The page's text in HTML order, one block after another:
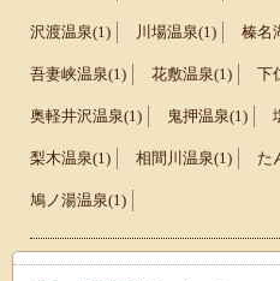
沢渡温泉(1) 川場温泉(1) 榛名
吾妻峡温泉(1) 花敷温泉(1) 下
奥軽井沢温泉(1) 鬼押温泉(1)
梨木温泉(1) 相間川温泉(1) た
鳩ノ湯温泉(1)